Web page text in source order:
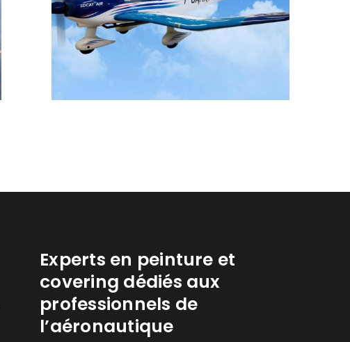
Experts en peinture et
covering dédiés aux
professionnels de
l’aéronautique